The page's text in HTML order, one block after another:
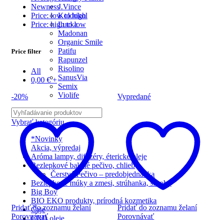
J.Vince
Koldokol
Lucka
Madonan
Organic Smile
Patifu
Rapunzel
Risolino
SanusVia
Semix
Violife
Vybrať kategóriu
*Novinky
Akcia, výpredaj
Aróma lampy, difuzéry, éterické oleje
Bezlepkové balené pečivo, chlieb
Čerstvé Pečivo – predobjednávka
Bezlepkové múky a zmesi, strúhanka, škroby
Big Boy
BIO EKO produkty, prírodná kozmetika
Čaje
CBD oleje
Newness
Price: low to high
Price: high to low
Price filter
All
0,00 €+
-20%
Pridať do zoznamu želaní
Porovnávať
Vypredané
Pridať do zoznamu želaní
Porovnávať